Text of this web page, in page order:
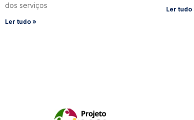
dos serviços
Ler tudo »
Ler tudo